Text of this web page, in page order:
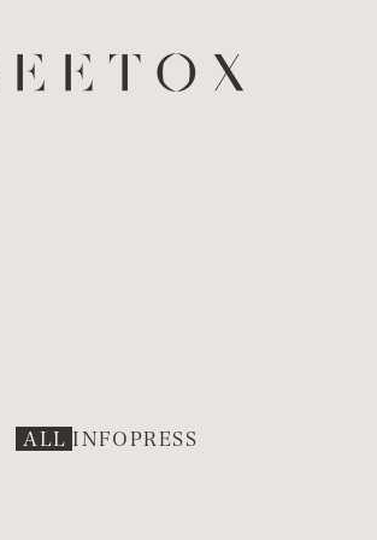
ALL INFOPRESS